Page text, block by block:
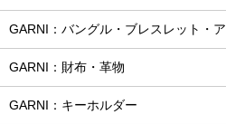
GARNI：バングル・ブレスレット・
GARNI：財布・革物
GARNI：キーホルダー